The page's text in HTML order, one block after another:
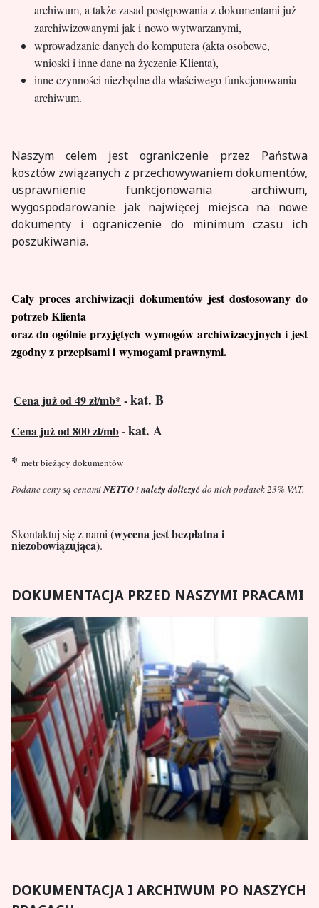
archiwum, a także zasad postępowania z dokumentami już
zarchiwizowanymi jak i nowo wytwarzanymi,
wprowadzanie danych do komputera (akta osobowe,
wnioski i inne dane na życzenie Klienta),
inne czynności niezbędne dla właściwego funkcjonowania
archiwum.
Naszym celem jest ograniczenie przez Państwa
kosztów związanych z przechowywaniem dokumentów,
usprawnienie funkcjonowania archiwum,
wygospodarowanie jak najwięcej miejsca na nowe
dokumenty i ograniczenie do minimum czasu ich
poszukiwania.
Cały proces archiwizacji dokumentów jest dostosowany do
potrzeb Klienta
oraz do ogólnie przyjętych wymogów archiwizacyjnych i jest
zgodny z przepisami i wymogami prawnymi.
Cena już od 49 zł/mb* -kat. B
Cena już od 800 zł/mb-kat. A
* metr bieżący dokumentów
Podane ceny są cenamiNETTOinależy doliczyćdo nich podatek 23% VAT.
Skontaktuj się z nami (wycena jest bezpłatna i
niezobowiązująca).
DOKUMENTACJA PRZED NASZYMI PRACAMI
DOKUMENTACJA I ARCHIWUM PO NASZYCH